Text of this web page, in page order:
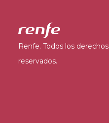
Renfe. Todos los derechos
reservados.